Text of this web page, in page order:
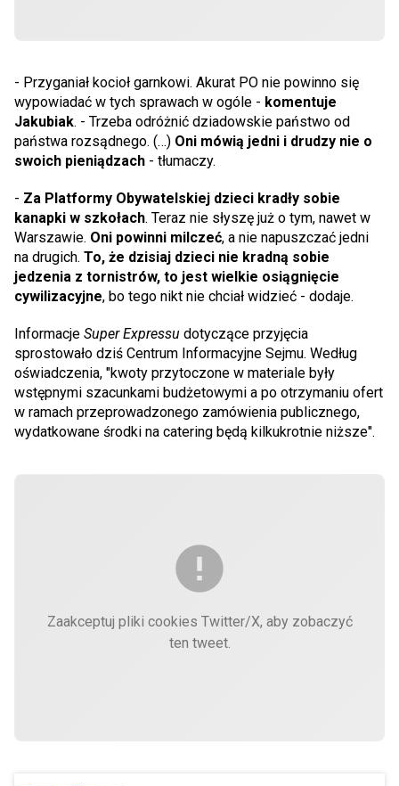
- Przyganiał kocioł garnkowi. Akurat PO nie powinno się
wypowiadać w tych sprawach w ogóle - komentuje
Jakubiak. - Trzeba odróżnić dziadowskie państwo od
państwa rozsądnego. (…) Oni mówią jedni i drudzy nie o
swoich pieniądzach - tłumaczy.
- Za Platformy Obywatelskiej dzieci kradły sobie
kanapki w szkołach. Teraz nie słyszę już o tym, nawet w
Warszawie. Oni powinni milczeć, a nie napuszczać jedni
na drugich. To, że dzisiaj dzieci nie kradną sobie
jedzenia z tornistrów, to jest wielkie osiągnięcie
cywilizacyjne, bo tego nikt nie chciał widzieć - dodaje.
Informacje Super Expressu dotyczące przyjęcia
sprostowało dziś Centrum Informacyjne Sejmu. Według
oświadczenia, "kwoty przytoczone w materiale były
wstępnymi szacunkami budżetowymi a po otrzymaniu ofert
w ramach przeprowadzonego zamówienia publicznego,
wydatkowane środki na catering będą kilkukrotnie niższe".
Zaakceptuj pliki cookies Twitter/X, aby zobaczyć
ten tweet.